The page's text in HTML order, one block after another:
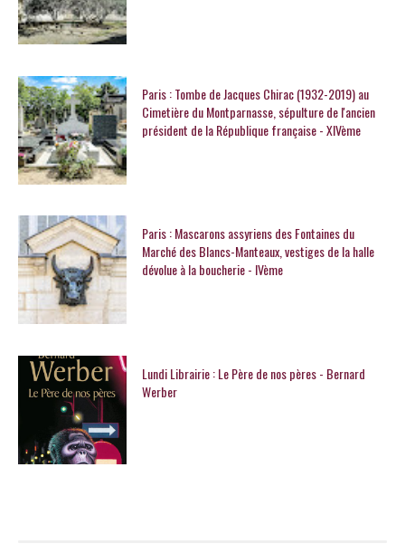
Paris : Tombe de Jacques Chirac (1932-2019) au
Cimetière du Montparnasse, sépulture de l'ancien
président de la République française - XIVème
Paris : Mascarons assyriens des Fontaines du
Marché des Blancs-Manteaux, vestiges de la halle
dévolue à la boucherie - IVème
Lundi Librairie : Le Père de nos pères - Bernard
Werber